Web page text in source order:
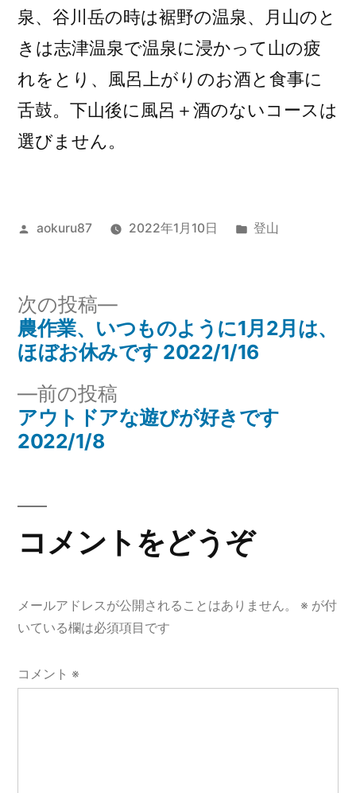
泉、谷川岳の時は裾野の温泉、月山のと
きは志津温泉で温泉に浸かって山の疲
れをとり、風呂上がりのお酒と食事に
舌鼓。下山後に風呂＋酒のないコースは
選びません。
投
aokuru87 2022年1月10日
カ
ー:
登山
投
ナ
ビ
シ
ン
前の投稿
の
アウトドアな遊びが好きです
2022/1/8
次の投稿
次
の
投
農作業、いつものように1月2月は、
ほぼお休みです 2022/1/16
コメントをどうぞ
メールアドレスが公開されることはありません。 ※ が付
いている欄は必須項目です
コメント ※